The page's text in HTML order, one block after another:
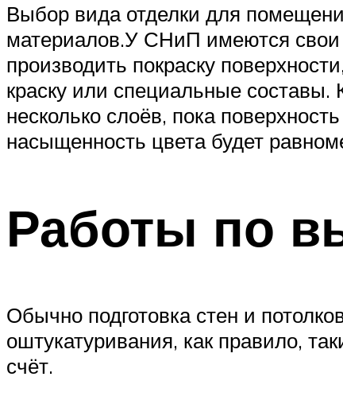
Выбор вида отделки для
материалов.У СНиП имеются свои
производить покраску
краску или специальные составы.
несколько слоёв, пока
насыщенность цвета будет
Работы по
Обычно подготовка стен и
оштукатуривания, как правило,
счёт.